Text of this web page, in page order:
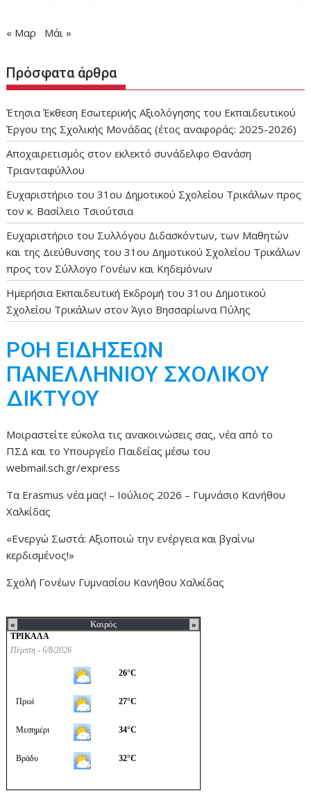
« Μαρ Μάι »
Πρόσφατα άρθρα
Έτησια Έκθεση Εσωτερικής Αξιολόγησης του Εκπαιδευτικού
Έργου της Σχολικής Μονάδας (έτος αναφοράς: 2025-2026)
Αποχαιρετισμός στον εκλεκτό συνάδελφο Θανάση
Τριανταφύλλου
Ευχαριστήριο του 31ου Δημοτικού Σχολείου Τρικάλων προς
τον κ. Βασίλειο Τσιούτσια
Ευχαριστήριο του Συλλόγου Διδασκόντων, των Μαθητών
και της Διεύθυνσης του 31ου Δημοτικού Σχολείου Τρικάλων
προς τον Σύλλογο Γονέων και Κηδεμόνων
Ημερήσια Εκπαιδευτική Εκδρομή του 31ου Δημοτικού
Σχολείου Τρικάλων στον Άγιο Βησσαρίωνα Πύλης
ΡΟΗ ΕΙΔΗΣΕΩΝ
ΠΑΝΕΛΛΗΝΙΟΥ ΣΧΟΛΙΚΟΥ
ΔΙΚΤΥΟΥ
Μοιραστείτε εύκολα τις ανακοινώσεις σας, νέα από το
ΠΣΔ και το Υπουργείο Παιδείας μέσω του
webmail.sch.gr/express
Τα Erasmus νέα μας! – Ιούλιος 2026 – Γυμνάσιο Κανήθου
Χαλκίδας
«Ενεργώ Σωστά: Αξιοποιώ την ενέργεια και βγαίνω
κερδισμένος!»
Σχολή Γονέων Γυμνασίου Κανήθου Χαλκίδας